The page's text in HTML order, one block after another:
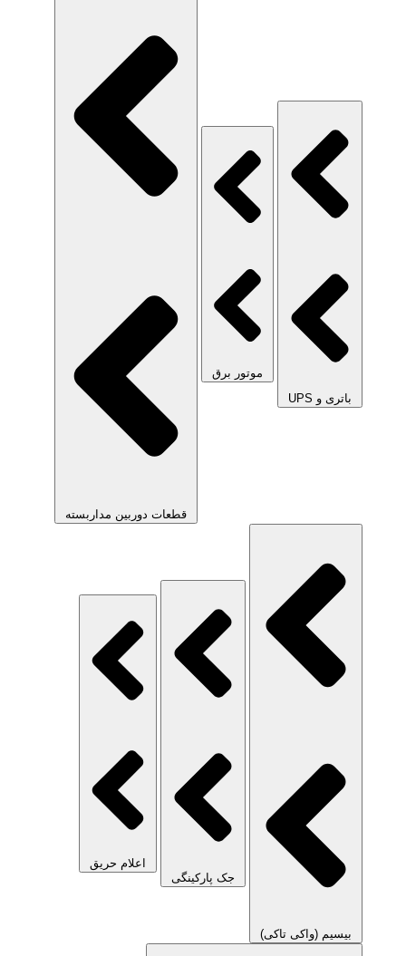
باتری و UPS
موتور برق
قطعات دوربین مداربسته
بیسیم (واکی تاکی)
جک پارکینگی
اعلام حریق